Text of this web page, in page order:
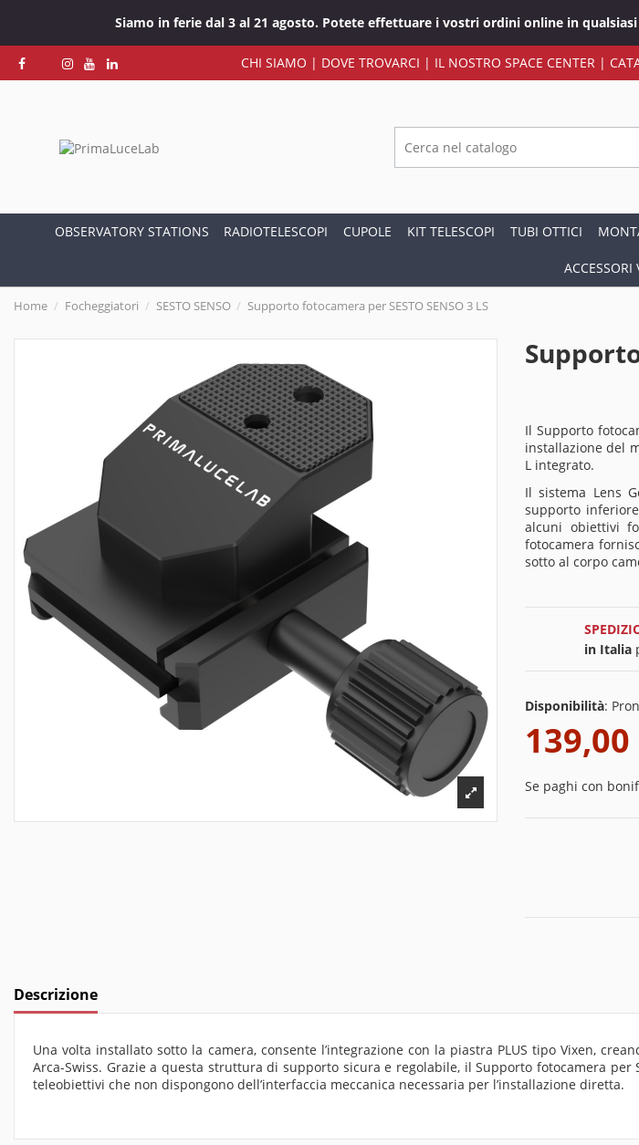
Siamo in ferie dal 3 al 21 agosto. Potete effettuare i vostri ordini online in
CHI SIAMO | DOVE TROVARCI | IL NOSTRO SPACE CENTER |
OBSERVATORY STATIONS RADIOTELESCOPI CUPOLE KIT TELESCOPI TUBI OTTICI
ACCESSORI
Home Focheggiatori SESTO SENSO Supporto fotocamera per SESTO SENSO 3 LS
Il Supporto
installazione del
L integrato.
Il sistema Lens
supporto
alcuni obiettivi
fotocamera
sotto al corpo
in Italia
Disponibilità:
139,00
Se paghi con
Descrizione
Una volta installato sotto la camera, consente l’integrazione con la piastra PLUS tipo Vixen,
Arca-Swiss. Grazie a questa struttura di supporto sicura e regolabile, il Supporto fotocamera
teleobiettivi che non dispongono dell’interfaccia meccanica necessaria per l’installazione diretta.